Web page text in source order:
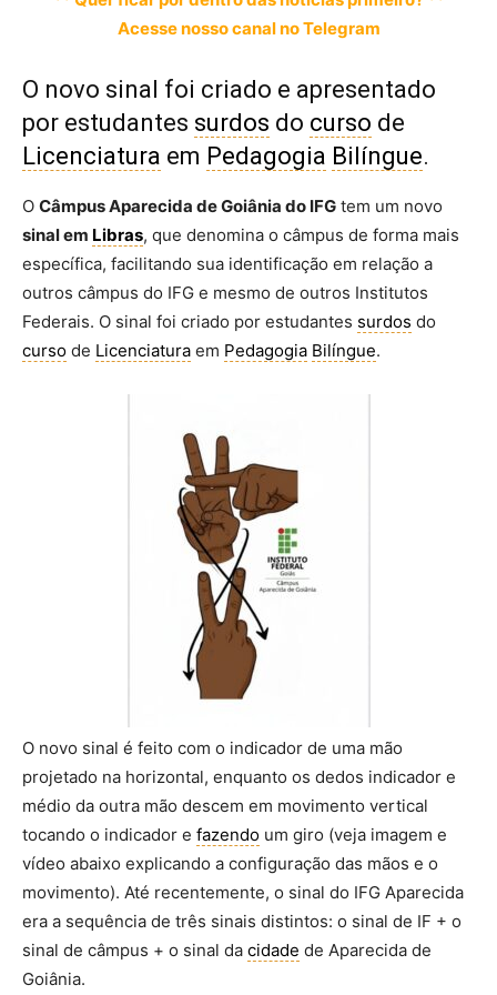
Acesse nosso canal no Telegram
O novo sinal foi criado e apresentado
por estudantes surdos do curso de
Licenciatura em Pedagogia Bilíngue.
O Câmpus Aparecida de Goiânia do IFG tem um novo
sinal em Libras, que denomina o câmpus de forma mais
específica, facilitando sua identificação em relação a
outros câmpus do IFG e mesmo de outros Institutos
Federais. O sinal foi criado por estudantes surdos do
curso de Licenciatura em Pedagogia Bilíngue.
O novo sinal é feito com o indicador de uma mão
projetado na horizontal, enquanto os dedos indicador e
médio da outra mão descem em movimento vertical
tocando o indicador e fazendo um giro (veja imagem e
vídeo abaixo explicando a configuração das mãos e o
movimento). Até recentemente, o sinal do IFG Aparecida
era a sequência de três sinais distintos: o sinal de IF + o
sinal de câmpus + o sinal da cidade de Aparecida de
Goiânia.